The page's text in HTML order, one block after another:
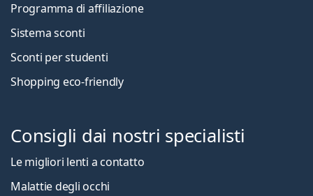
Programma di affiliazione
Sistema sconti
Sconti per studenti
Shopping eco-friendly
Consigli dai nostri specialisti
Le migliori lenti a contatto
Malattie degli occhi